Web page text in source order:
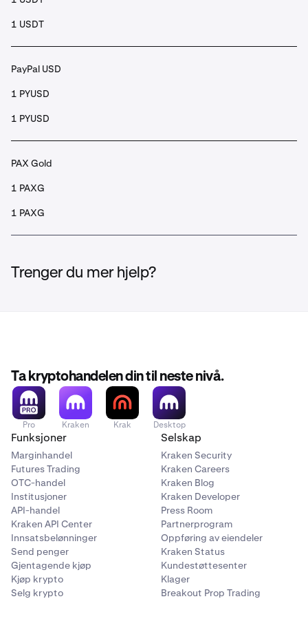
1 USDT
PayPal USD
1 PYUSD
1 PYUSD
PAX Gold
1 PAXG
1 PAXG
Trenger du mer hjelp?
Ta kryptohandelen din til neste nivå.
Pro Kraken Krak Desktop
Funksjoner
Marginhandel
Futures Trading
OTC-handel
Institusjoner
API-handel
Kraken API Center
Innsatsbelønninger
Send penger
Gjentagende kjøp
Kjøp krypto
Selg krypto
Selskap
Kraken Security
Kraken Careers
Kraken Blog
Kraken Developer
Press Room
Partnerprogram
Oppføring av eiendeler
Kraken Status
Kundestøttesenter
Klager
Breakout Prop Trading